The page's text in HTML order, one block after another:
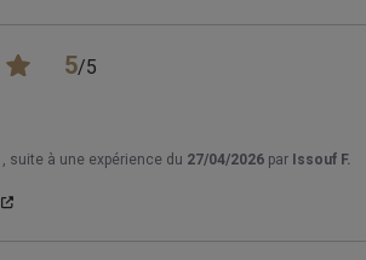
5/5
, suite à une expérience du 27/04/2026 par Issouf F.